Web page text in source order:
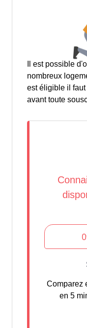
Il est possible
nombreux
est éligible il
avant toute
Comparez
en 5